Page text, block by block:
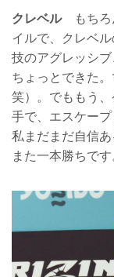
クレベルもちろ
イルで、クレベ
技のアグレッシ
ちょっとできた
笑）。でももう
手で、エスケー
私まだまだ自信あ
また一本勝ちです